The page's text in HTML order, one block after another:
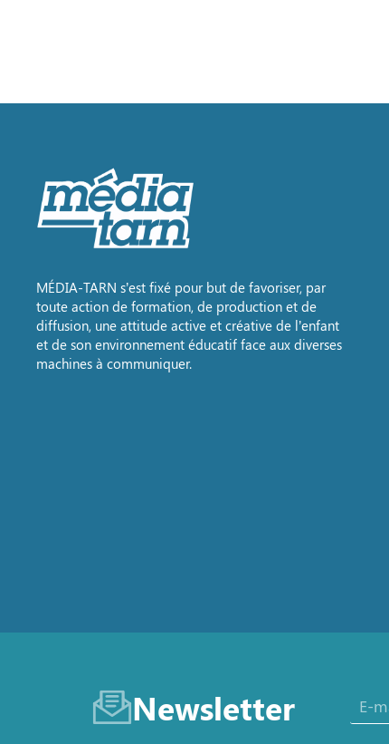
MÉDIA-TARN s’est fixé pour but de favoriser, par
toute action de formation, de production et de
diffusion, une attitude active et créative de l’enfant
et de son environnement éducatif face aux diverses
machines à communiquer.
Newsletter